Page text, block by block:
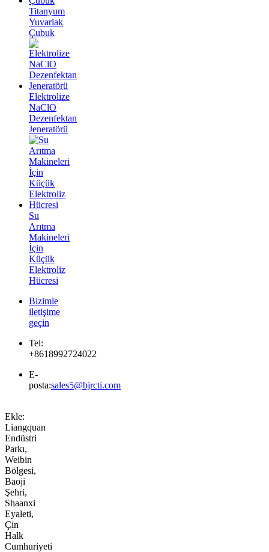
Titanyum
Yuvarlak
Çubuk
Elektrolize
NaClO
Dezenfektan
Jeneratörü
Su
Arıtma
Makineleri
İçin
Küçük
Elektroliz
Hücresi
Bizimle
iletişime
geçin
Tel:
+8618992724022
E-
posta:sales5@bjrcti.com
Ekle:
Liangquan
Endüstri
Parkı,
Weibin
Bölgesi,
Baoji
Şehri,
Shaanxi
Eyaleti,
Çin
Halk
Cumhuriyeti